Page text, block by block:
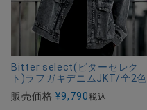
Bitter select(ビターセレク
ト)ラフガキデニムJKT/全2色
販売価格 ¥9,790税込